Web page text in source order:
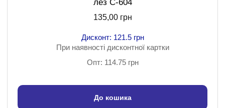
лез C-604
135,00 грн
Дисконт: 121.5 грн
При наявності дисконтної картки
Опт: 114.75 грн
До кошика